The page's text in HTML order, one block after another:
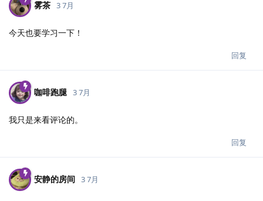
雾茶 3 7月
今天也要学习一下！
回复
咖啡跑腿 3 7月
我只是来看评论的。
回复
安静的房间 3 7月